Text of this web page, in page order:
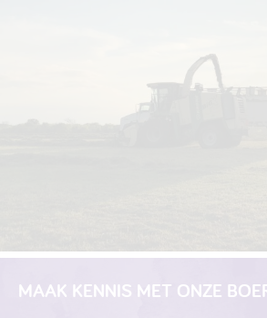
MAAK KENNIS MET ONZE